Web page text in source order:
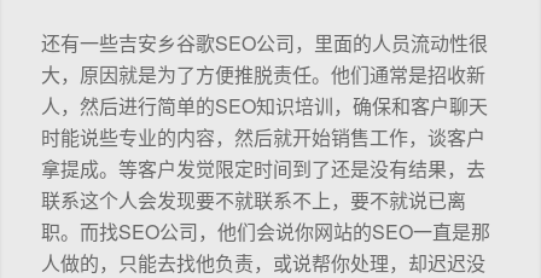
还有一些吉安乡谷歌SEO公司，里面的人员流动性很
大，原因就是为了方便推脱责任。他们通常是招收新
人，然后进行简单的SEO知识培训，确保和客户聊天
时能说些专业的内容，然后就开始销售工作，谈客户
拿提成。等客户发觉限定时间到了还是没有结果，去
联系这个人会发现要不就联系不上，要不就说已离
职。而找SEO公司，他们会说你网站的SEO一直是那
人做的，只能去找他负责，或说帮你处理，却迟迟没